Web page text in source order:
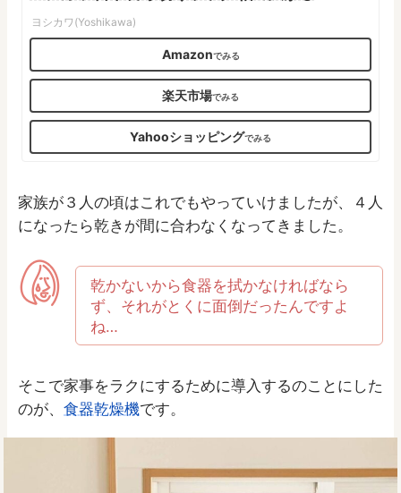
ヨシカワ(Yoshikawa)
Amazon
楽天市場
Yahooショッピング
家族が３人の頃はこれでもやっていけましたが、４人
になったら乾きが間に合わなくなってきました。
乾かないから食器を拭かなければなら
ず、それがとくに面倒だったんですよ
ね…
そこで家事をラクにするために導入するのことにした
のが、 食器乾燥機です。